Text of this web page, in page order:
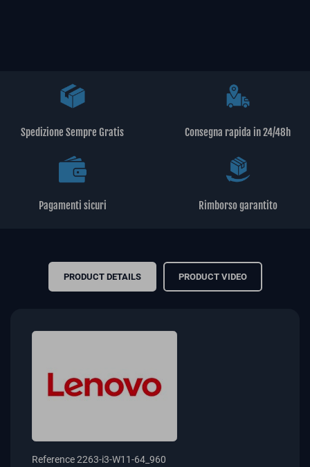
Spedizione Sempre Gratis Consegna rapida in 24/48h
Pagamenti sicuri Rimborso garantito
PRODUCT DETAILS PRODUCT VIDEO
Reference2263-i3-W11-64_960